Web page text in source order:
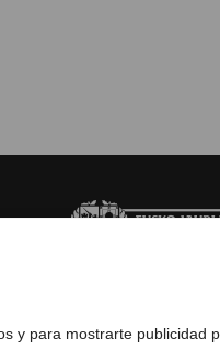
y para mostrarte